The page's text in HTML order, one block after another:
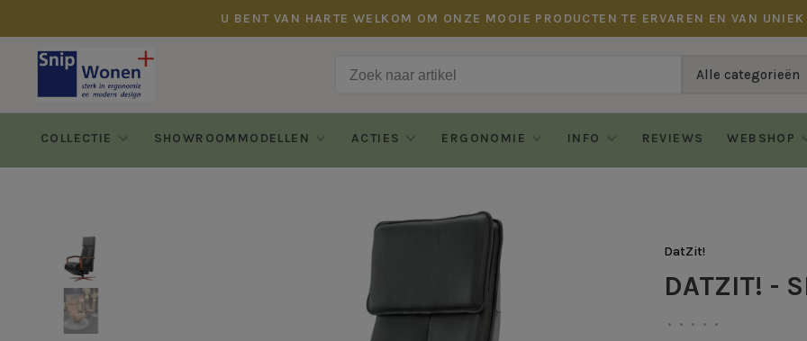
U BENT VAN HARTE WELKOM OM ONZE MOOIE PRODUCTEN TE ERVAREN EN VAN
Alle categorieën
COLLECTIE SHOWROOMMODELLEN ACTIES ERGONOMIE INFO REVIEWS WEBSHOP
DatZit!
DATZIT! -
• • • • •